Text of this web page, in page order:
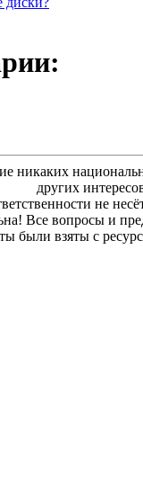
никаких
других
не
Все вопросы и
были взяты с